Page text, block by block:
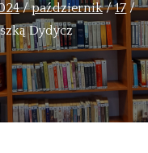
październik
17
Dydycz